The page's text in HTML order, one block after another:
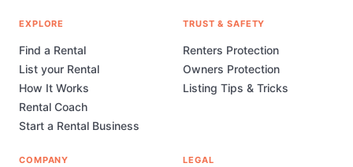
EXPLORE
Find a Rental
List your Rental
How It Works
Rental Coach
Start a Rental Business
TRUST & SAFETY
Renters Protection
Owners Protection
Listing Tips & Tricks
COMPANY LEGAL